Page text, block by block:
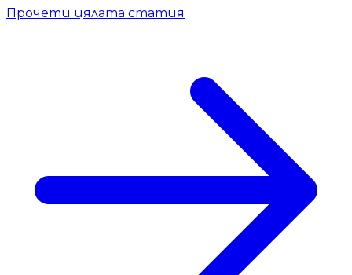
Прочети цялата статия